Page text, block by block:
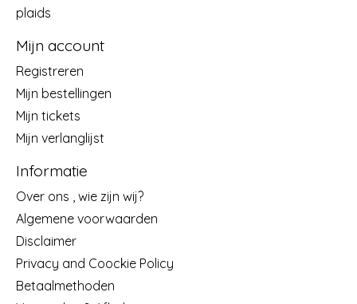
plaids
Mijn account
Registreren
Mijn bestellingen
Mijn tickets
Mijn verlanglijst
Informatie
Over ons , wie zijn wij?
Algemene voorwaarden
Disclaimer
Privacy and Coockie Policy
Betaalmethoden